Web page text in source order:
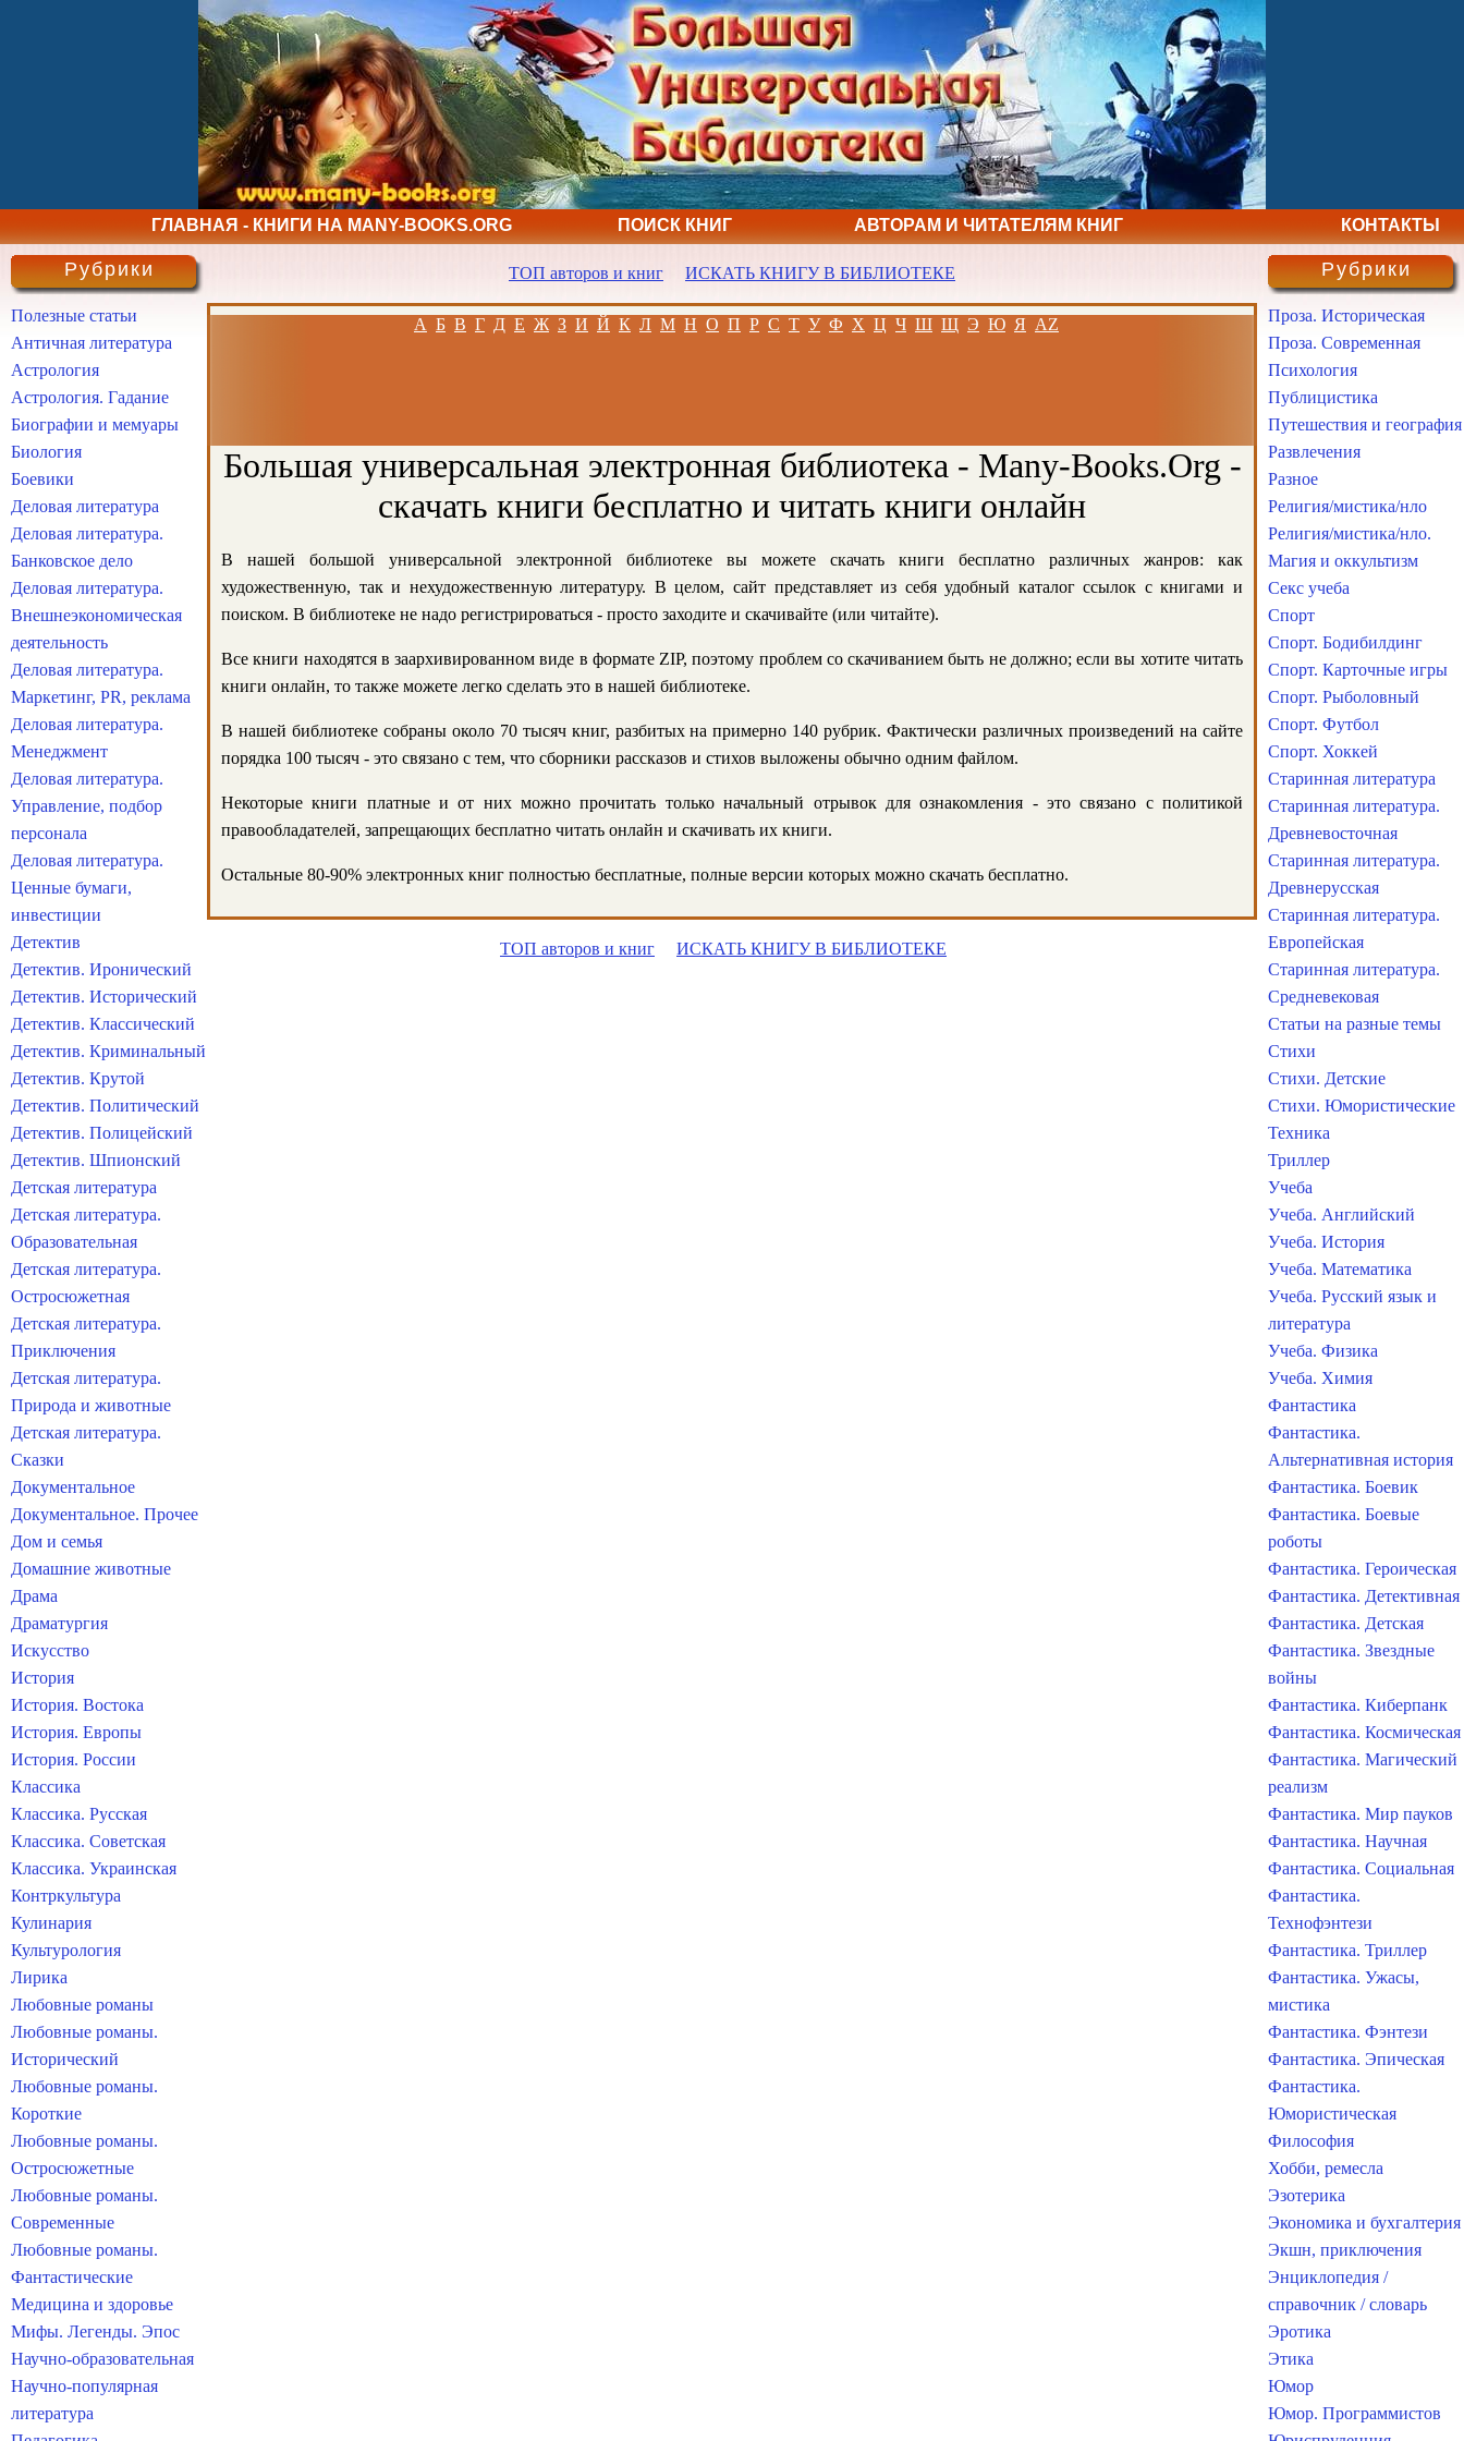
ГЛАВНАЯ - КНИГИ НА MANY-BOOKS.ORG ПОИСК КНИГ АВТОРАМ И ЧИТАТЕЛЯМ КНИГ КОНТАКТЫ
ТОП авторов и книг ИСКАТЬ КНИГУ В БИБЛИОТЕКЕ
А Б В Г Д Е Ж З И Й К Л М Н О П Р С Т У Ф Х Ц Ч Ш Щ Э Ю Я AZ
Большая универсальная электронная библиотека - Many-Books.Org -
скачать книги бесплатно и читать книги онлайн
В нашей большой универсальной электронной библиотеке вы можете скачать книги бесплатно различных жанров: как
художественную, так и нехудожественную литературу. В целом, сайт представляет из себя удобный каталог ссылок с книгами и
поиском. В библиотеке не надо регистрироваться - просто заходите и скачивайте (или читайте).
Все книги находятся в заархивированном виде в формате ZIP, поэтому проблем со скачиванием быть не должно; если вы хотите читать
книги онлайн, то также можете легко сделать это в нашей библиотеке.
В нашей библиотеке собраны около 70 тысяч книг, разбитых на примерно 140 рубрик. Фактически различных произведений на сайте
порядка 100 тысяч - это связано с тем, что сборники рассказов и стихов выложены обычно одним файлом.
Некоторые книги платные и от них можно прочитать только начальный отрывок для ознакомления - это связано с политикой
правообладателей, запрещающих бесплатно читать онлайн и скачивать их книги.
Остальные 80-90% электронных книг полностью бесплатные, полные версии которых можно скачать бесплатно.
ТОП авторов и книг ИСКАТЬ КНИГУ В БИБЛИОТЕКЕ
Рубрики
Полезные статьи
Античная литература
Астрология
Астрология. Гадание
Биографии и мемуары
Биология
Боевики
Деловая литература
Деловая литература.
Банковское дело
Деловая литература.
Внешнеэкономическая
деятельность
Деловая литература.
Маркетинг, PR, реклама
Деловая литература.
Менеджмент
Деловая литература.
Управление, подбор
персонала
Деловая литература.
Ценные бумаги,
инвестиции
Детектив
Детектив. Иронический
Детектив. Исторический
Детектив. Классический
Детектив. Криминальный
Детектив. Крутой
Детектив. Политический
Детектив. Полицейский
Детектив. Шпионский
Детская литература
Детская литература.
Образовательная
Детская литература.
Остросюжетная
Детская литература.
Приключения
Детская литература.
Природа и животные
Детская литература.
Сказки
Документальное
Документальное. Прочее
Дом и семья
Домашние животные
Драма
Драматургия
Искусство
История
История. Востока
История. Европы
История. России
Классика
Классика. Русская
Классика. Советская
Классика. Украинская
Контркультура
Кулинария
Культурология
Лирика
Любовные романы
Любовные романы.
Исторический
Любовные романы.
Короткие
Любовные романы.
Остросюжетные
Любовные романы.
Современные
Любовные романы.
Фантастические
Медицина и здоровье
Мифы. Легенды. Эпос
Научно-образовательная
Научно-популярная
литература
Рубрики
Проза. Историческая
Проза. Современная
Психология
Публицистика
Путешествия и география
Развлечения
Разное
Религия/мистика/нло
Религия/мистика/нло.
Магия и оккультизм
Секс учеба
Спорт
Спорт. Бодибилдинг
Спорт. Карточные игры
Спорт. Рыболовный
Спорт. Футбол
Спорт. Хоккей
Старинная литература
Старинная литература.
Древневосточная
Старинная литература.
Древнерусская
Старинная литература.
Европейская
Старинная литература.
Средневековая
Статьи на разные темы
Стихи
Стихи. Детские
Стихи. Юмористические
Техника
Триллер
Учеба
Учеба. Английский
Учеба. История
Учеба. Математика
Учеба. Русский язык и
литература
Учеба. Физика
Учеба. Химия
Фантастика
Фантастика.
Альтернативная история
Фантастика. Боевик
Фантастика. Боевые
роботы
Фантастика. Героическая
Фантастика. Детективная
Фантастика. Детская
Фантастика. Звездные
войны
Фантастика. Киберпанк
Фантастика. Космическая
Фантастика. Магический
реализм
Фантастика. Мир пауков
Фантастика. Научная
Фантастика. Социальная
Фантастика.
Технофэнтези
Фантастика. Триллер
Фантастика. Ужасы,
мистика
Фантастика. Фэнтези
Фантастика. Эпическая
Фантастика.
Юмористическая
Философия
Хобби, ремесла
Эзотерика
Экономика и бухгалтерия
Экшн, приключения
Энциклопедия /
справочник / словарь
Эротика
Этика
Юмор
Юмор. Программистов